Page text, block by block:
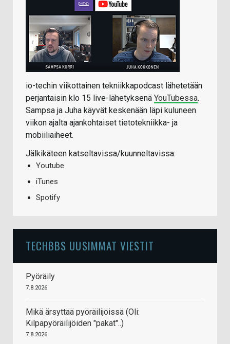
io-techin viikottainen tekniikkapodcast lähetetään
perjantaisin klo 15 live-lähetyksenä YouTubessa.
Sampsa ja Juha käyvät keskenään läpi kuluneen
viikon ajalta ajankohtaiset tietotekniikka- ja
mobiiliaiheet.
Jälkikäteen katseltavissa/kuunneltavissa:
Youtube
iTunes
Spotify
TECHBBS UUSIMMAT VIESTIT
Pyöräily
7.8.2026
Mikä ärsyttää pyöräilijöissä (Oli:
Kilpapyöräilijöiden "pakat"..)
7.8.2026